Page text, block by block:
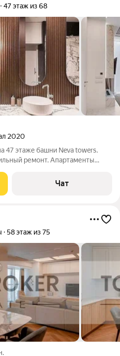
47 этаж из 68
2020
47 этаже башни Neva towers.
ремонт. Апартаменты
Апартамент полностью
Чат
58 этаж из 75